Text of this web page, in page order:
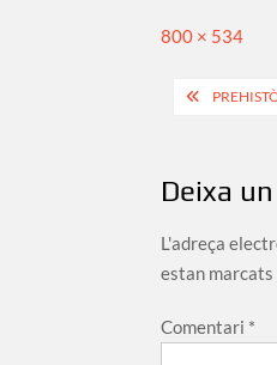
Full
800 × 534
Deixa
L'adreça
estan marcats
Comentari *